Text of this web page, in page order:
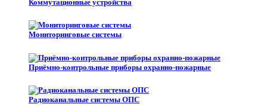
Коммутационные устройства
Мониторинговые системы
Приёмно-контрольные приборы охранно-пожарные
Радиоканальные системы ОПС